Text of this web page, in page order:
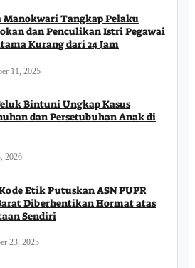
Manokwari Tangkap Pelaku
dan Penculikan Istri Pegawai
Kurang dari 24 Jam
11, 2025
Bintuni Ungkap Kasus
dan Persetubuhan Anak di
2026
Etik Putuskan ASN PUPR
Diberhentikan Hormat atas
Sendiri
23, 2025